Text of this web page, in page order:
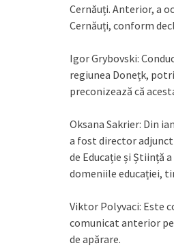
Cernăuți. Anterior, a
Cernăuți, conform
Igor Grybovski:
regiunea Donețk,
preconizează că
Oksana Sakrier: Din
a fost director adjunct
de Educație și Știință
domeniile educației,
Viktor Polyvaci: Este
comunicat anterior
de apărare.